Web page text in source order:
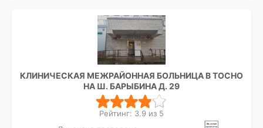
КЛИНИЧЕСКАЯ МЕЖРАЙОННАЯ БОЛЬНИЦА В ТОСНО
НА Ш. БАРЫБИНА Д. 29
Рейтинг: 3.9 из 5